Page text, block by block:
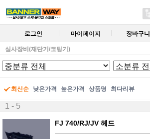
로그인 마이페이지 장바구니
실사장비(재단기/코팅기)
최신순 낮은가격 높은가격 상품명 최다리뷰
1 - 5
FJ 740/RJ/JV 헤드